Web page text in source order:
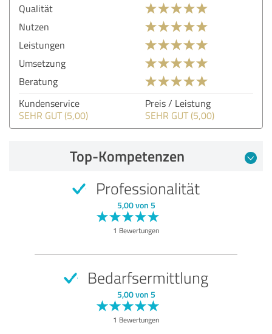
Qualität
Nutzen
Leistungen
Umsetzung
Beratung
Kundenservice
SEHR GUT (5,00)
Preis / Leistung
SEHR GUT (5,00)
Top-Kompetenzen
Professionalität
5,00 von 5
1 Bewertungen
Bedarfsermittlung
5,00 von 5
1 Bewertungen